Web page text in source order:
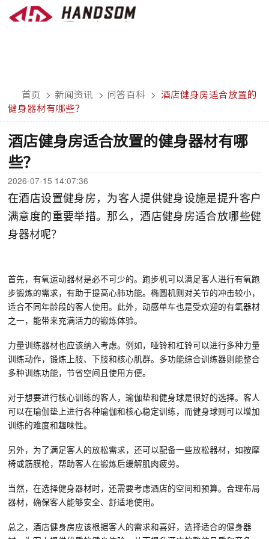
首页 > 新闻资讯 > 问答百科 >
酒店健身房适合放置的
健身器材有哪些？
酒店健身房适合放置的健身器材有哪
些？
2026-07-15 14:07:36
在酒店设置健身房，为客人提供健身设施是提升客户
满意度的重要举措。那么，酒店健身房适合放哪些健
身器材呢？
首先，有氧运动器材是必不可少的。跑步机可以满足客人进行有氧跑
步锻炼的需求，有助于提高心肺功能。椭圆机则对关节的冲击较小，
适合不同年龄段的客人使用。此外，动感单车也是受欢迎的有氧器材
之一，能带来充满活力的锻炼体验。
力量训练器材也应该纳入考虑。例如，哑铃和杠铃可以进行多种力量
训练动作，锻炼上肢、下肢和核心肌群。多功能综合训练器则能整合
多种训练功能，节省空间且使用方便。
对于想要进行核心训练的客人，瑜伽垫和健身球是很好的选择。客人
可以在瑜伽垫上进行各种瑜伽和核心稳定训练，而健身球则可以增加
训练的难度和趣味性。
另外，为了满足客人的放松需求，还可以配备一些放松器材，如按摩
椅或筋膜枪，帮助客人在锻炼后缓解肌肉疲劳。
当然，在选择健身器材时，还需要考虑酒店的空间和预算。合理布局
器材，确保客人能够安全、舒适地使用。
总之，酒店健身房应该根据客人的需求和喜好，选择适合的健身器